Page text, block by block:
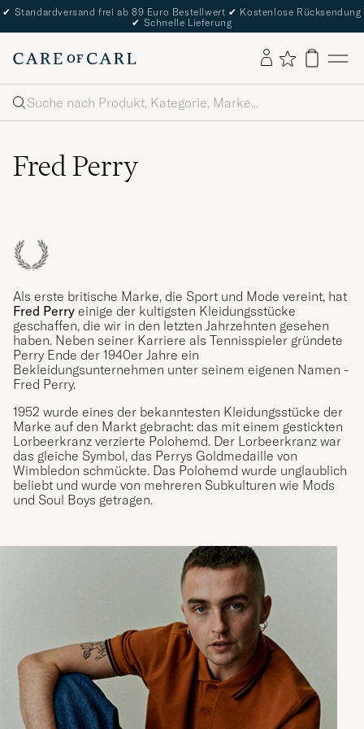
✔ Standardversand frei ab 89 Euro Bestellwert ✔ Kostenlose Rücksendung
✔ Schnelle Lieferung
Suche
Fred Perry
Als erste britische Marke, die Sport und Mode vereint, hat
Fred Perry einige der kultigsten Kleidungsstücke
geschaffen, die wir in den letzten Jahrzehnten gesehen
haben. Neben seiner Karriere als Tennisspieler gründete
Perry Ende der 1940er Jahre ein
Bekleidungsunternehmen unter seinem eigenen Namen -
Fred Perry.
1952 wurde eines der bekanntesten Kleidungsstücke der
Marke auf den Markt gebracht: das mit einem gestickten
Lorbeerkranz verzierte Polohemd. Der Lorbeerkranz war
das gleiche Symbol, das Perrys Goldmedaille von
Wimbledon schmückte. Das Polohemd wurde unglaublich
beliebt und wurde von mehreren Subkulturen wie Mods
und Soul Boys getragen.